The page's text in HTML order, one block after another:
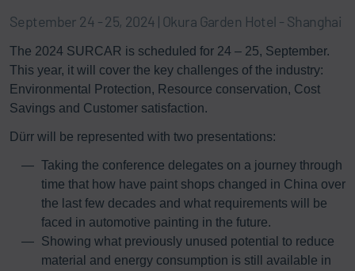
September 24 - 25, 2024 | Okura Garden Hotel - Shanghai
The 2024 SURCAR is scheduled for 24 – 25, September.
This year, it will cover the key challenges of the industry:
Environmental Protection, Resource conservation, Cost
Savings and Customer satisfaction.
Dürr will be represented with two presentations:
Taking the conference delegates on a journey through
time that how have paint shops changed in China over
the last few decades and what requirements will be
faced in automotive painting in the future.
Showing what previously unused potential to reduce
material and energy consumption is still available in